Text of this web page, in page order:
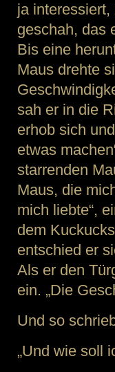
ja
geschah, das
Bis eine
Maus drehte
sah er in die
erhob sich
etwas
starrenden
Maus, die
mich liebte“,
dem
entschied er
Als er den
ein. „Die
Und so
„Und wie soll